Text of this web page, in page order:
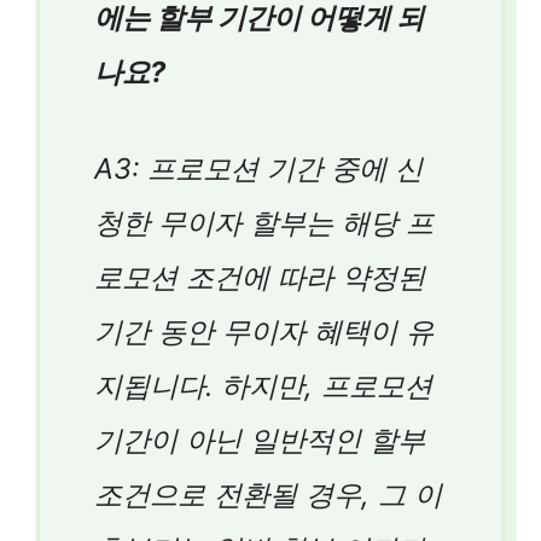
에는 할부 기간이 어떻게 되
나요?
A3: 프로모션 기간 중에 신
청한 무이자 할부는 해당 프
로모션 조건에 따라 약정된
기간 동안 무이자 혜택이 유
지됩니다. 하지만, 프로모션
기간이 아닌 일반적인 할부
조건으로 전환될 경우, 그 이